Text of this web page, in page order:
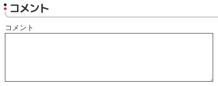
コメント
コメント